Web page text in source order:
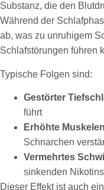
Substanz, die den
Während der
ab, was zu unruhigem
Schlafstörungen führen
Typische Folgen sind:
Gestörter
führt
Erhöhte
Schnarchen
Vermehrtes
sinkenden
Dieser Effekt ist auch